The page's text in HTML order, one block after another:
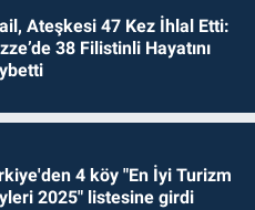
Ateşkesi 47 Kez İhlal Etti:
38 Filistinli Hayatını
4 köy "En İyi Turizm
2025" listesine girdi